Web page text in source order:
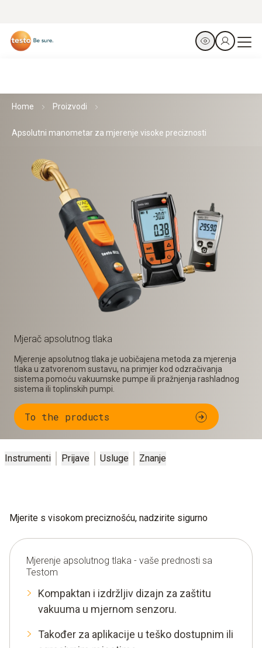
Home Proizvodi
Apsolutni manometar za mjerenje visoke preciznosti
Mjerač apsolutnog tlaka
Mjerenje apsolutnog tlaka je uobičajena metoda za mjerenja
tlaka u zatvorenom sustavu, na primjer kod odzračivanja
sistema pomoću vakuumske pumpe ili pražnjenja rashladnog
sistema ili toplinskih pumpi.
To the products
Instrumenti Prijave Usluge Znanje
Mjerite s visokom preciznošću, nadzirite sigurno
Mjerenje apsolutnog tlaka - vaše prednosti sa
Testom
Kompaktan i izdržljiv dizajn za zaštitu
vakuuma u mjernom senzoru.
Također za aplikacije u teško dostupnim ili